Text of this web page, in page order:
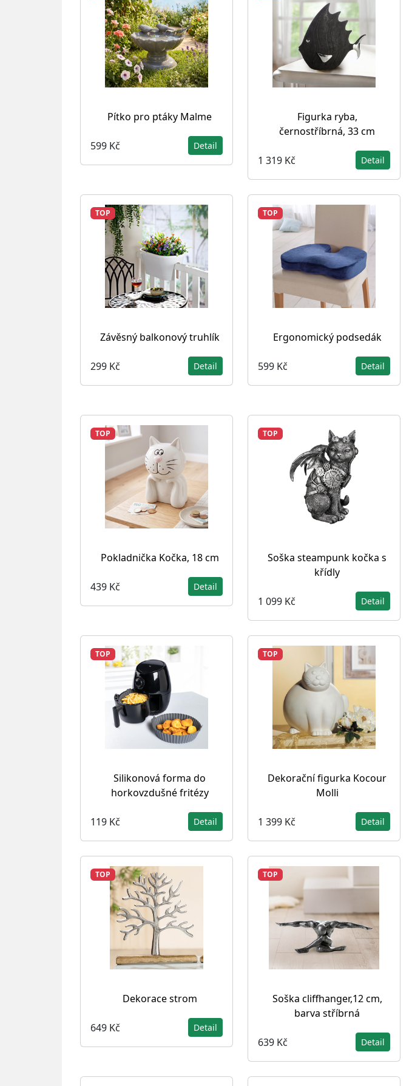
Pítko pro ptáky Malme
599 Kč Detail
Figurka ryba,
černostříbrná, 33 cm
1 319 Kč Detail
TOP
Závěsný balkonový truhlík
299 Kč Detail
TOP
Ergonomický podsedák
599 Kč Detail
TOP
Pokladnička Kočka, 18 cm
439 Kč Detail
TOP
Soška steampunk kočka s
křídly
1 099 Kč Detail
TOP
Silikonová forma do
horkovzdušné fritézy
119 Kč Detail
TOP
Dekorační figurka Kocour
Molli
1 399 Kč Detail
TOP
Dekorace strom
649 Kč Detail
TOP
Soška cliffhanger,12 cm,
barva stříbrná
639 Kč Detail